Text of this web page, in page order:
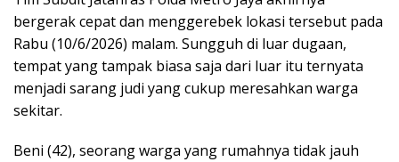
i
!
bergerak cepat dan menggerebek lokasi tersebut pada
Rabu (10/6/2026) malam. Sungguh di luar dugaan,
tempat yang tampak biasa saja dari luar itu ternyata
menjadi sarang judi yang cukup meresahkan warga
sekitar.
Beni (42), seorang warga yang rumahnya tidak jauh